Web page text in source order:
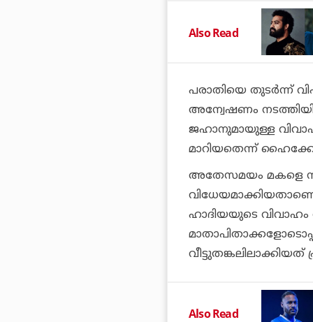
Also Read
പരാതിയെ
അന്വേഷണം
ജഹാനുമായുള്ള
മാറിയതെന്ന്
അതേസമയം മകളെ
ഹാദിയയുടെ വിവാഹം
Also Read